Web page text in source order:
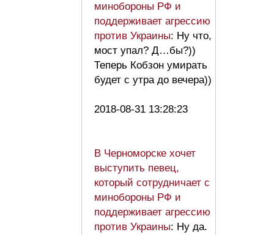
минобороны РФ и
поддерживает агрессию
против Украины: Ну что,
мост упал? Д…бы?))
Теперь Кобзон умирать
будет с утра до вечера))
2018-08-31 13:28:23
В Черноморске хочет
выступить певец,
который сотрудничает с
минобороны РФ и
поддерживает агрессию
против Украины: Ну да.